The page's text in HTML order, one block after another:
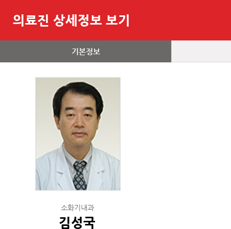
의료진 상세정보 보기
기본정보
소화기내과
김성국